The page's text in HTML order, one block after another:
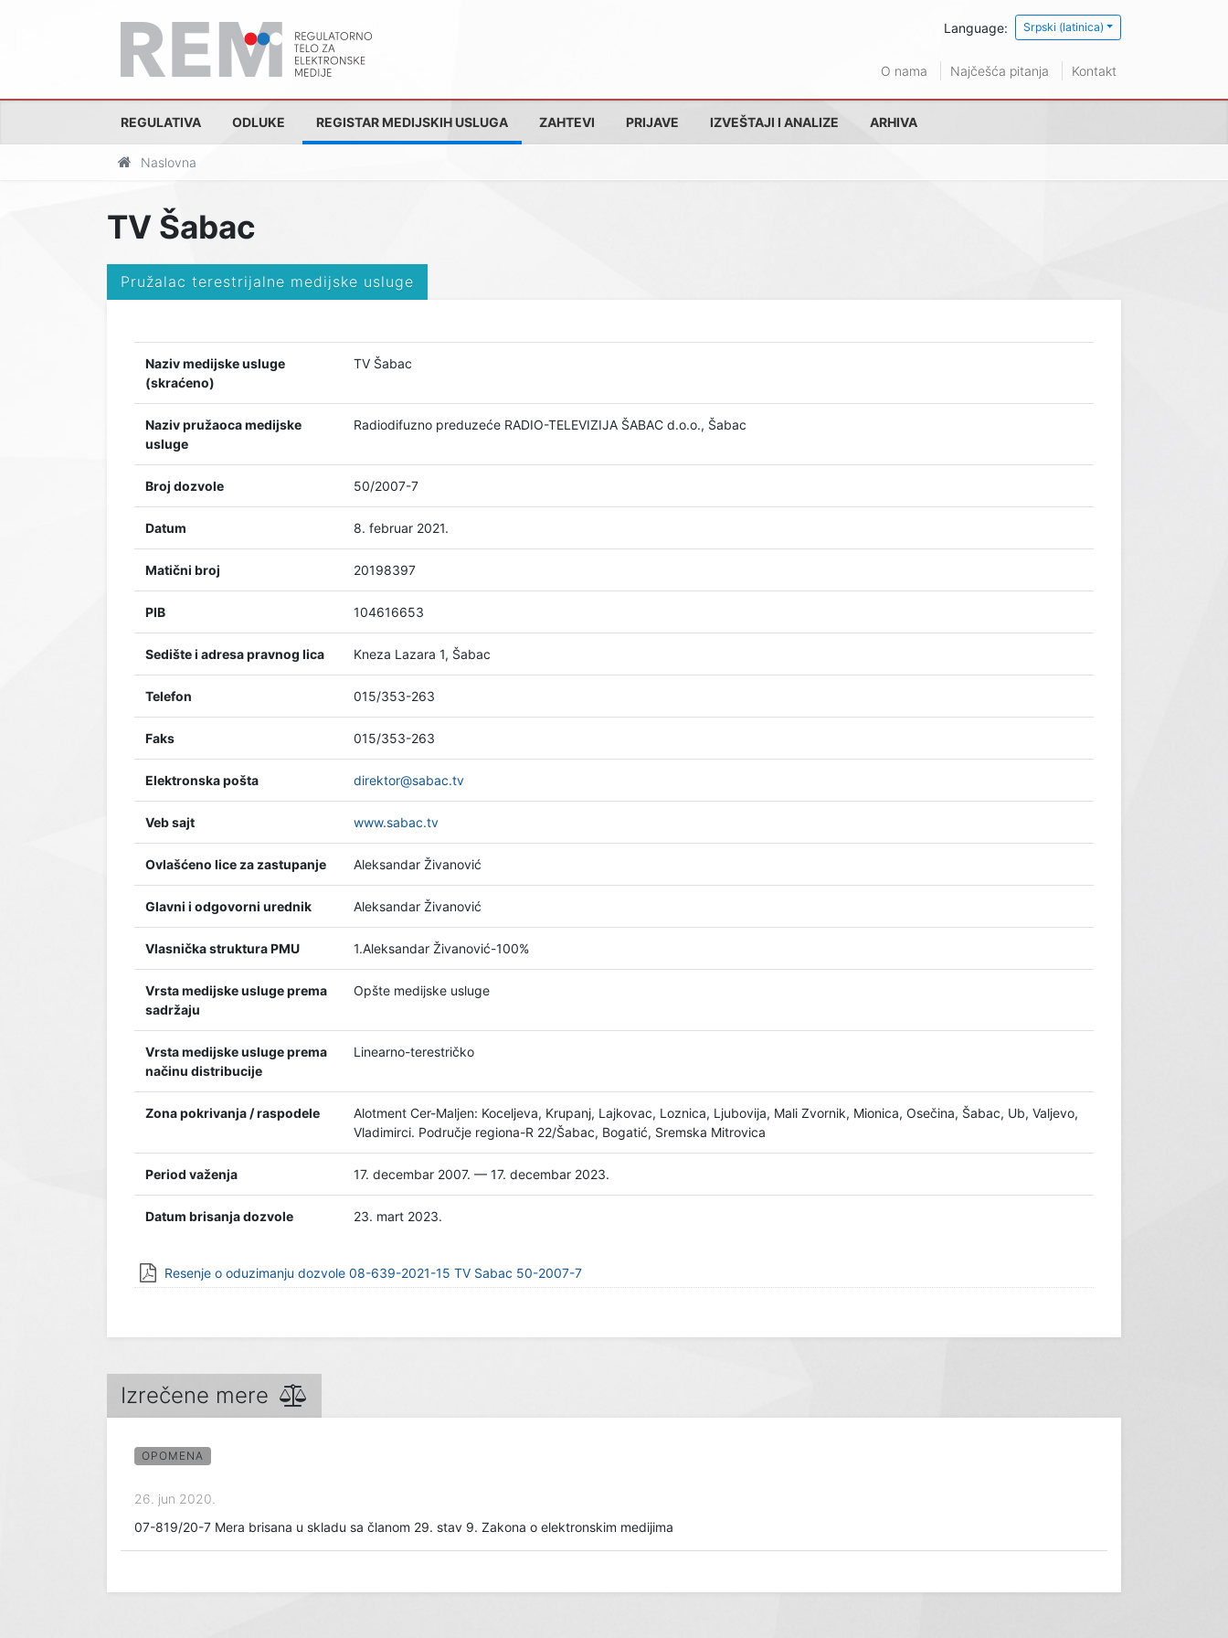
Language: Srpski (latinica)
O nama Najčešća pitanja Kontakt
REGULATIVA ODLUKE REGISTAR MEDIJSKIH USLUGA ZAHTEVI PRIJAVE IZVEŠTAJI I ANALIZE ARHIVA
Naslovna
TV Šabac
Pružalac terestrijalne medijske usluge
Naziv medijske usluge
(skraćeno)
TV Šabac
Naziv pružaoca medijske
usluge
Radiodifuzno preduzeće RADIO-TELEVIZIJA ŠABAC d.o.o., Šabac
Broj dozvole 50/2007-7
Datum 8. februar 2021.
Matični broj 20198397
PIB 104616653
Sedište i adresa pravnog lica Kneza Lazara 1, Šabac
Telefon 015/353-263
Faks 015/353-263
Elektronska pošta direktor@sabac.tv
Veb sajt www.sabac.tv
Ovlašćeno lice za zastupanje Aleksandar Živanović
Glavni i odgovorni urednik Aleksandar Živanović
Vlasnička struktura PMU 1.Aleksandar Živanović-100%
Vrsta medijske usluge prema
sadržaju
Opšte medijske usluge
Vrsta medijske usluge prema
načinu distribucije
Linearno-terestričko
Zona pokrivanja / raspodele
Alotment Cer-Maljen: Koceljeva, Krupanj, Lajkovac, Loznica, Ljubovija, Mali Zvornik, Mionica, Osečina, Šabac, Ub, Valjevo,
Vladimirci. Područje regiona-R 22/Šabac, Bogatić, Sremska Mitrovica
Period važenja 17. decembar 2007. — 17. decembar 2023.
Datum brisanja dozvole 23. mart 2023.
Resenje o oduzimanju dozvole 08-639-2021-15 TV Sabac 50-2007-7
Izrečene mere
OPOMENA
26. jun 2020.
07-819/20-7 Mera brisana u skladu sa članom 29. stav 9. Zakona o elektronskim medijima